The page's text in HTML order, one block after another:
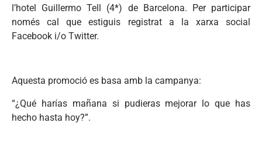
l’hotel Guillermo Tell (4*) de Barcelona. Per participar
només cal que estiguis registrat a la xarxa social
Facebook i/o Twitter.
Aquesta promoció es basa amb la campanya:
“¿Qué harías mañana si pudieras mejorar lo que has
hecho hasta hoy?”.